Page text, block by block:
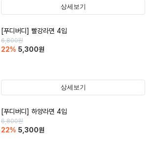
상세보기
[푸디버디] 빨강라면 4입
6,800원
22% 5,300원
상세보기
[푸디버디] 하양라면 4입
6,800원
22% 5,300원